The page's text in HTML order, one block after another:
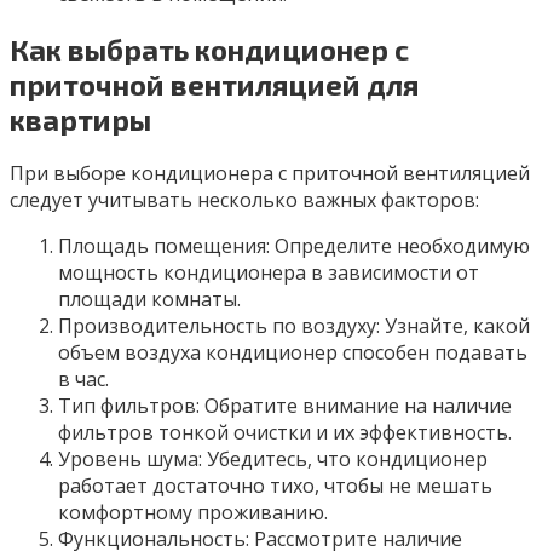
Как выбрать кондиционер с
приточной вентиляцией для
квартиры
При выборе кондиционера с приточной вентиляцией
следует учитывать несколько важных факторов:
Площадь помещения: Определите необходимую
мощность кондиционера в зависимости от
площади комнаты.
Производительность по воздуху: Узнайте, какой
объем воздуха кондиционер способен подавать
в час.
Тип фильтров: Обратите внимание на наличие
фильтров тонкой очистки и их эффективность.
Уровень шума: Убедитесь, что кондиционер
работает достаточно тихо, чтобы не мешать
комфортному проживанию.
Функциональность: Рассмотрите наличие